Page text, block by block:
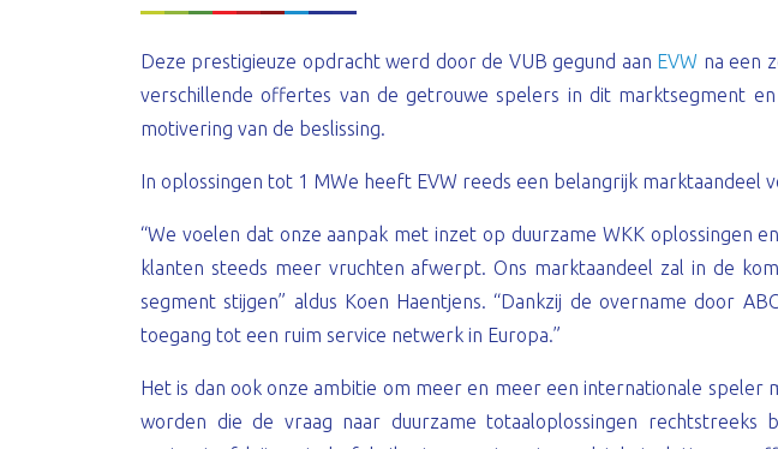
Deze prestigieuze opdracht werd door de VUB gegund aan EVW na een
verschillende offertes van de getrouwe spelers in dit marktsegment
motivering van de beslissing.
In oplossingen tot 1 MWe heeft EVW reeds een belangrijk marktaandeel
“We voelen dat onze aanpak met inzet op duurzame WKK oplossingen
klanten steeds meer vruchten afwerpt. Ons marktaandeel zal in de
segment stijgen” aldus Koen Haentjens. “Dankzij de overname door
toegang tot een ruim service netwerk in Europa.”
Het is dan ook onze ambitie om meer en meer een internationale speler
worden die de vraag naar duurzame totaaloplossingen rechtstreeks